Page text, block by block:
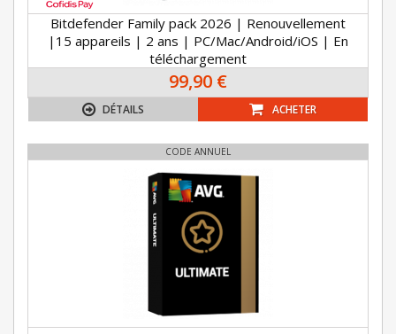
Bitdefender Family pack 2026 | Renouvellement
|15 appareils | 2 ans | PC/Mac/Android/iOS | En
téléchargement
99,90 €
DÉTAILS ACHETER
CODE ANNUEL